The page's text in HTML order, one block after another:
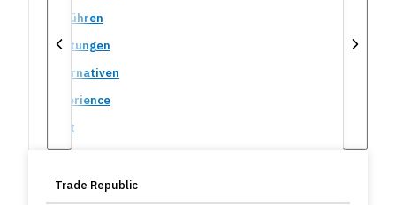
Gebühren
Leistungen
Alternativen
Experience
Fazit
Trade Republic